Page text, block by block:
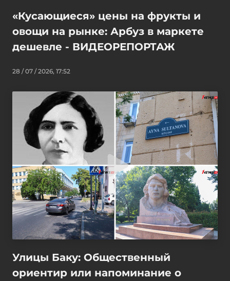
«Кусающиеся» цены на фрукты и
овощи на рынке: Арбуз в маркете
дешевле - ВИДЕОРЕПОРТАЖ
28 / 07 / 2026, 17:52
Улицы Баку: Общественный
ориентир или напоминание о